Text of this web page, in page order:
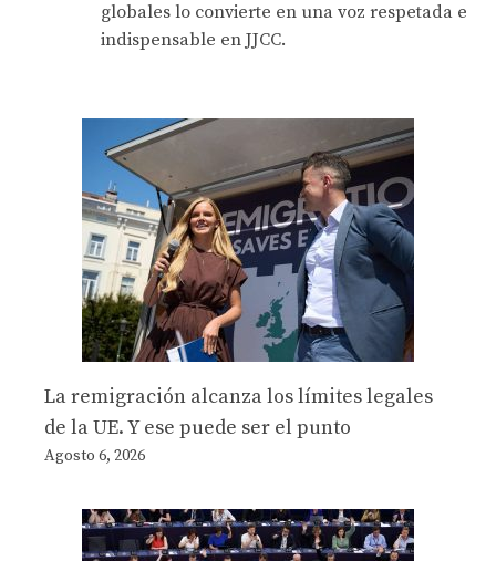
globales lo convierte en una voz respetada e
indispensable en JJCC.
La remigración alcanza los límites legales
de la UE. Y ese puede ser el punto
Agosto 6, 2026